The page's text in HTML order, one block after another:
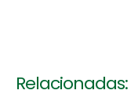
Relacionadas: